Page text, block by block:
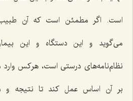
است. اگر مطمئن است که آن
می‌گوید و این دستگاه و این
نظام‌نامه‌های درستی است، هرکس
بر آن اساس عمل کند تا نتیجه و